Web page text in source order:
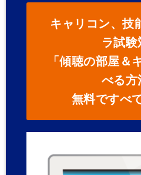
キャリコン、技
ラ試験
「傾聴の部屋＆
べる方
無料ですべ